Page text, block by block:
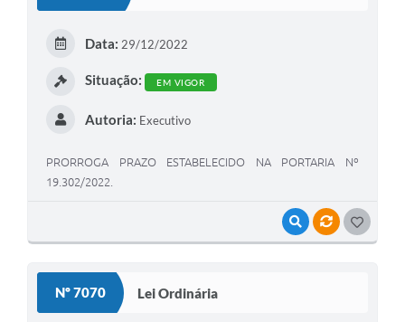
VISUALIZARVÍNCULOS
Data: 29/12/2022
Situação: EM VIGOR
Autoria: Executivo
PRORROGA PRAZO ESTABELECIDO NA PORTARIA Nº
19.302/2022.
Nº 7070 Lei Ordinária